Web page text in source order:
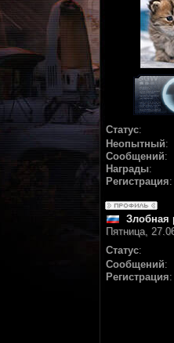
Статус:
Неопытный:
Сообщений:
Награды:
Регистрация:
Злобная
Пятница,
Статус:
Сообщений:
Регистрация: